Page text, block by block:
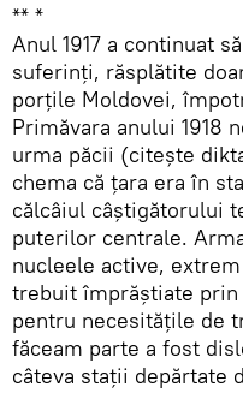
** *
Anul 1917 a continuat
suferinți, răsplătite
porțile Moldovei,
Primăvara anului 1918
urma păcii (citeşte
chema că ţara era în
călcâiul câştigătorului
puterilor centrale.
nucleele active,
trebuit împrăştiate
pentru necesităţile de
făceam parte a fost
câteva staţii depărtate